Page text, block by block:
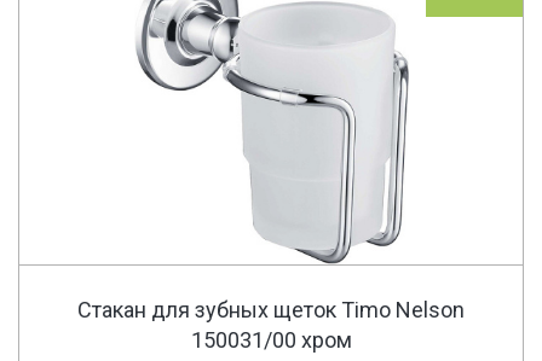
Стакан для зубных щеток Timo Nelson
150031/00 хром